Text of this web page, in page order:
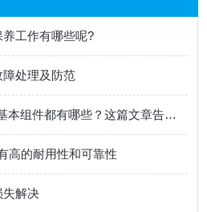
工作有哪些呢?
处理及防范
EATON伊顿插装阀的基本组件都有哪些？这篇文章告诉你
高的耐用性和可靠性
失解决